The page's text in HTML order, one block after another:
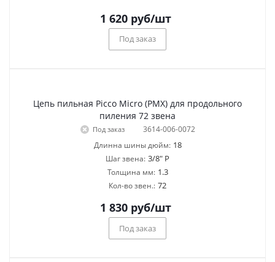
1 620руб/шт
Под заказ
Цепь пильная Picco Micro (PMX) для продольного
пиления 72 звена
Под заказ
3614-006-0072
Длинна шины дюйм: 18
Шаг звена: 3/8" P
Толщина мм: 1.3
Кол-во звен.: 72
1 830руб/шт
Под заказ